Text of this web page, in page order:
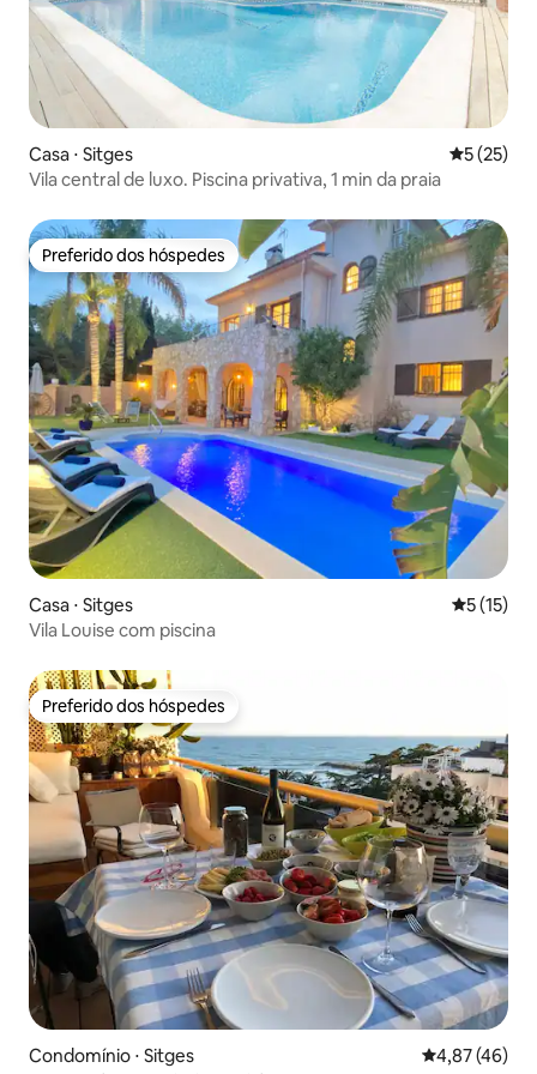
Casa ⋅ Sitges 5 de uma
5 (25)
Vila central de luxo. Piscina privativa, 1 min da praia
Preferido dos hóspedes
Preferido dos hóspedes
Casa ⋅ Sitges 5 de uma
5 (15)
Vila Louise com piscina
Preferido dos hóspedes
Preferido dos hóspedes
Condomínio ⋅ Sitges 4,87 de uma
4,87 (46)